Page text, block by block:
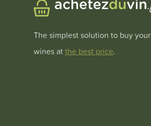
The simplest solution to buy your
wines atthe best price.